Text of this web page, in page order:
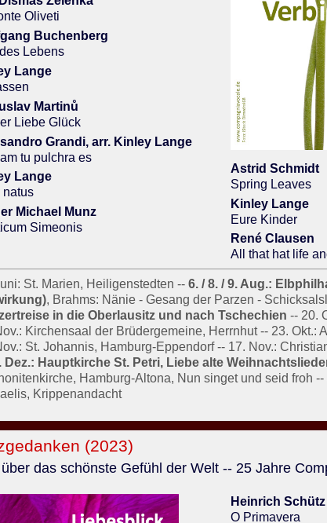
Astrid Schmidt
Spring Leaves
Kinley Lange
Eure Kinder
René Clausen
All that hat life
Oliveti
Buchenberg
Lebens
Lange
Martinů
Liebe Glück
Grandi, arr. Kinley Lange
tu pulchra es
Lange
natus
Michael Munz
Simeonis
St. Marien, Heiligenstedten -- 6. / 8. / 9. Aug.:
, Brahms: Nänie - Gesang der Parzen -
in die Oberlausitz und nach Tschechien -- 20.
Kirchensaal der Brüdergemeine, Herrnhut -- 23. Okt.:
St. Johannis, Hamburg-Eppendorf -- 17. Nov.:
Dez.: Hauptkirche St. Petri, Liebe alte
Hamburg-Altona, Nun singet und seid froh
Krippenandacht
(2023)
das schönste Gefühl der Welt -- 25 Jahre
Heinrich Schütz
O Primavera